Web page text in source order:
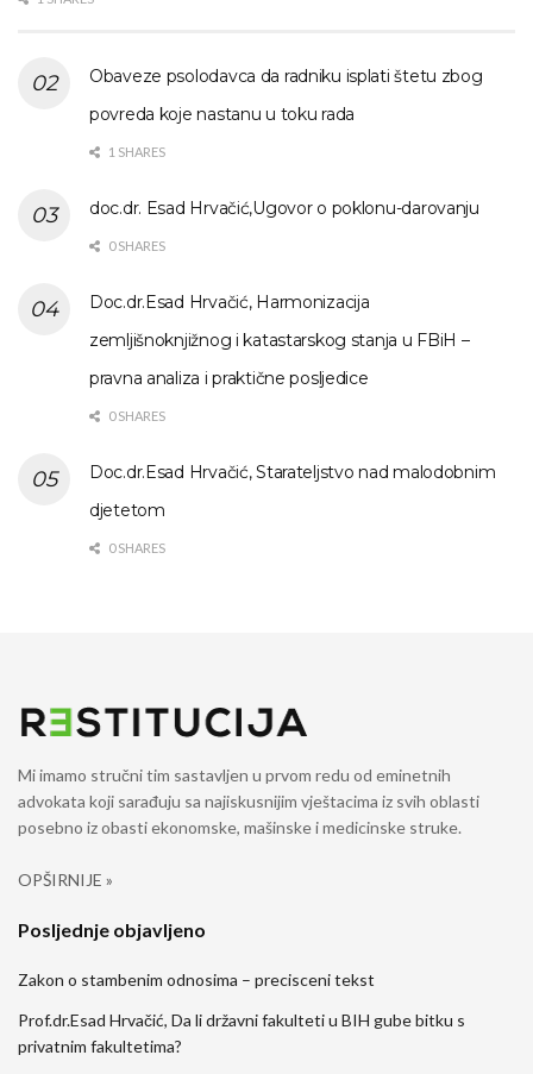
Obaveze psolodavca da radniku isplati štetu zbog
povreda koje nastanu u toku rada
1 SHARES
doc.dr. Esad Hrvačić,Ugovor o poklonu-darovanju
0 SHARES
Doc.dr.Esad Hrvačić, Harmonizacija
zemljišnoknjižnog i katastarskog stanja u FBiH –
pravna analiza i praktične posljedice
0 SHARES
Doc.dr.Esad Hrvačić, Starateljstvo nad malodobnim
djetetom
0 SHARES
Mi imamo stručni tim sastavljen u prvom redu od eminetnih
advokata koji sarađuju sa najiskusnijim vještacima iz svih oblasti
posebno iz obasti ekonomske, mašinske i medicinske struke.
OPŠIRNIJE »
Posljednje objavljeno
Zakon o stambenim odnosima – precisceni tekst
Prof.dr.Esad Hrvačić, Da li državni fakulteti u BIH gube bitku s
privatnim fakultetima?